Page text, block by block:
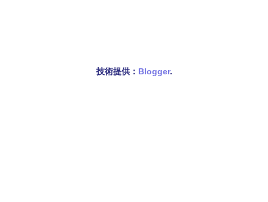
技術提供： Blogger.